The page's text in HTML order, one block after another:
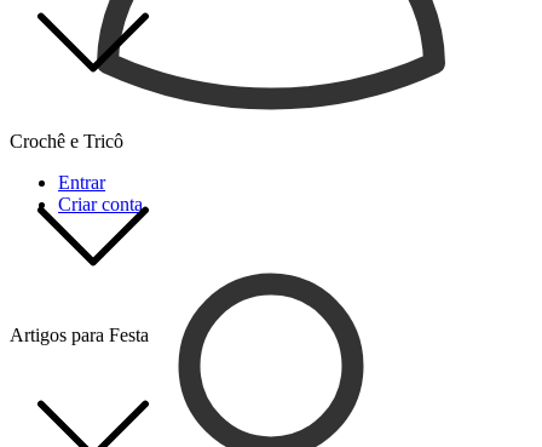
Crochê e Tricô
Artigos para Festa
Entrar
Criar conta